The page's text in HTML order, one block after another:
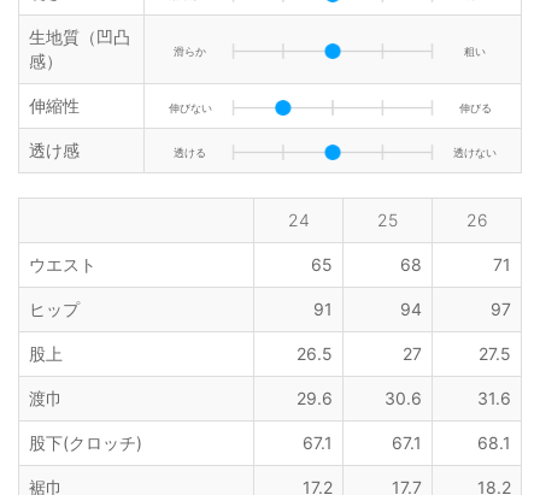
生地質（凹凸
感）
滑らか 粗い
伸縮性 伸びない 伸びる
透け感 透ける 透けない
24 25 26
ウエスト 65 68 71
ヒップ 91 94 97
股上 26.5 27 27.5
渡巾 29.6 30.6 31.6
股下(クロッチ) 67.1 67.1 68.1
裾巾 17.2 17.7 18.2